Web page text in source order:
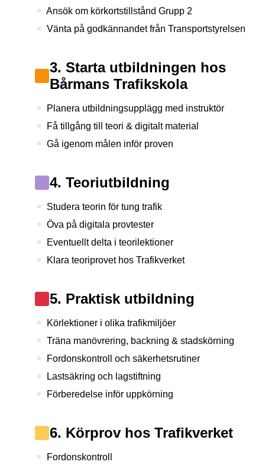
Ansök om körkortstillstånd Grupp 2
Vänta på godkännandet från Transportstyrelsen
3. Starta utbildningen hos
Bårmans Trafikskola
Planera utbildningsupplägg med instruktör
Få tillgång till teori & digitalt material
Gå igenom målen inför proven
4. Teoriutbildning
Studera teorin för tung trafik
Öva på digitala provtester
Eventuellt delta i teorilektioner
Klara teoriprovet hos Trafikverket
5. Praktisk utbildning
Körlektioner i olika trafikmiljöer
Träna manövrering, backning & stadskörning
Fordonskontroll och säkerhetsrutiner
Lastsäkring och lagstiftning
Förberedelse inför uppkörning
6. Körprov hos Trafikverket
Fordonskontroll